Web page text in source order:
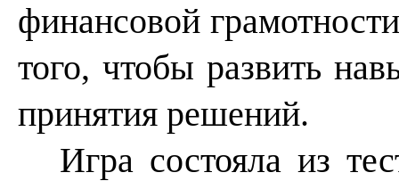
финансовой
того, чтобы развить
принятия решений.
Игра состояла из